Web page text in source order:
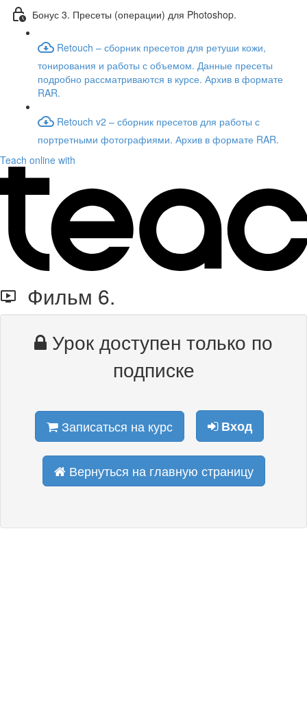
Бонус 3. Пресеты (операции) для Photoshop.
Retouch – сборник пресетов для ретуши кожи,
тонирования и работы с объемом. Данные пресеты
подробно рассматриваются в курсе. Архив в формате
RAR.
Retouch v2 – сборник пресетов для работы с
портретными фотографиями. Архив в формате RAR.
Teach online with
Фильм 6.
Урок доступен только по
подписке
Записаться на курс Вход
Вернуться на главную страницу